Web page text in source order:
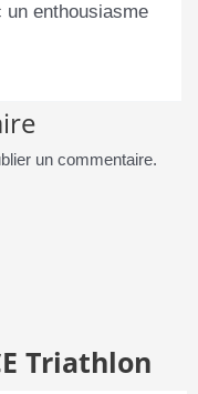
enthousiasme
un commentaire.
Triathlon